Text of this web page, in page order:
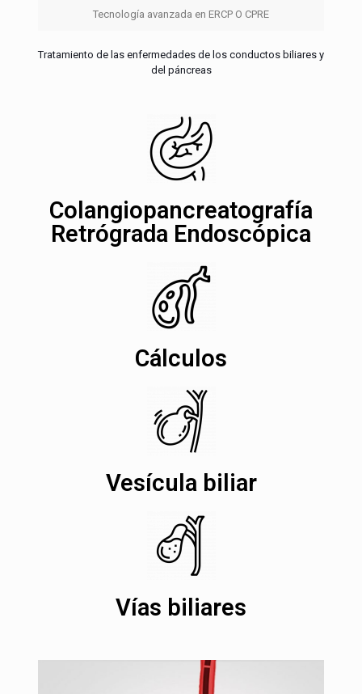
Tecnología avanzada en ERCP O CPRE
Tratamiento de las enfermedades de los conductos biliares y
del páncreas
Colangiopancreatografía
Retrógrada Endoscópica
Cálculos
Vesícula biliar
Vías biliares